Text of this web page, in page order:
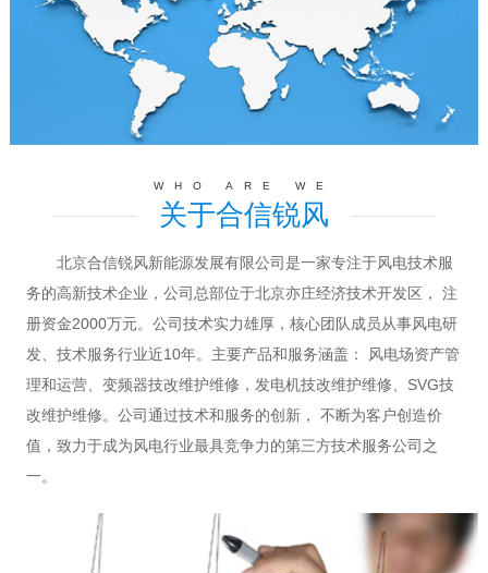
WHO ARE WE
关于合信锐风
北京合信锐风新能源发展有限公司是一家专注于风电技术服
务的高新技术企业，公司总部位于北京亦庄经济技术开发区， 注
册资金2000万元。公司技术实力雄厚，核心团队成员从事风电研
发、技术服务行业近10年。主要产品和服务涵盖： 风电场资产管
理和运营、变频器技改维护维修，发电机技改维护维修、SVG技
改维护维修。公司通过技术和服务的创新， 不断为客户创造价
值，致力于成为风电行业最具竞争力的第三方技术服务公司之
一。